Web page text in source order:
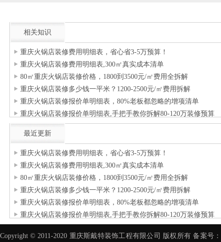
相关知识
重庆火锅店装修费用明细表，省心省3-5万预算！
重庆火锅店装修费用明细表,300㎡真实成本清单
80㎡重庆火锅店装修价格，1800到3500元/㎡费用全拆解
重庆火锅店装修多少钱一平米？1200-2500元/㎡费用拆解
重庆火锅店装修报价单明细表，80%老板都忽略的增项清单
重庆火锅店装修报价单明细表,手把手教你拆解80-120万装修预算
最近更新
重庆火锅店装修费用明细表，省心省3-5万预算！
重庆火锅店装修费用明细表,300㎡真实成本清单
80㎡重庆火锅店装修价格，1800到3500元/㎡费用全拆解
重庆火锅店装修多少钱一平米？1200-2500元/㎡费用拆解
重庆火锅店装修报价单明细表，80%老板都忽略的增项清单
重庆火锅店装修报价单明细表,手把手教你拆解80-120万装修预算
Copyright © 2011-2020 重庆斯戴特装饰工程有限公司 版权所有 备案号：